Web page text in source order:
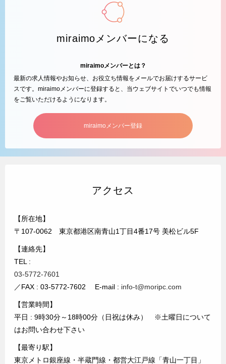
miraimoメンバーになる
miraimoメンバーとは？
最新の求人情報やお知らせ、お役立ち情報をメールでお届けするサービ
スです。miraimoメンバーに登録すると、当ウェブサイトでいつでも情報
をご覧いただけるようになります。
miraimoメンバー登録
アクセス
【所在地】
〒107-0062 東京都港区南青山1丁目4番17号 美松ビル5F
【連絡先】
TEL :
03-5772-7601
／FAX : 03-5772-7602 E-mail : info-t@moripc.com
【営業時間】
平日 : 9時30分～18時00分（日祝は休み） ※土曜日について
はお問い合わせ下さい
【最寄り駅】
東京メトロ銀座線・半蔵門線・都営大江戸線「青山一丁目」